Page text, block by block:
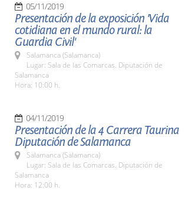
05/11/2019
Presentación de la exposición 'Vida
cotidiana en el mundo rural: la
Guardia Civil'
Salamanca (Salamanca)
Lugar: Sala de las Comarcas. Diputación de
Salamanca
Hora: 10:00 h.
04/11/2019
Presentación de la 4 Carrera Taurina
Diputación de Salamanca
Salamanca (Salamanca)
Lugar: Sala de las Comarcas. Diputación de
Salamanca
Hora: 12:00 h.